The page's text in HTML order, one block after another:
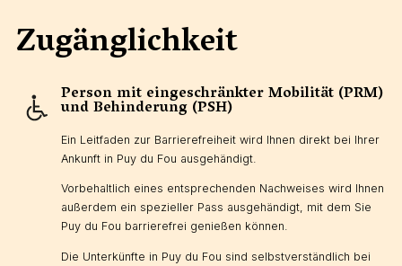
Zugänglichkeit
Person mit eingeschränkter Mobilität (PRM)
und Behinderung (PSH)
Ein Leitfaden zur Barrierefreiheit wird Ihnen direkt bei Ihrer
Ankunft in Puy du Fou ausgehändigt.
Vorbehaltlich eines entsprechenden Nachweises wird Ihnen
außerdem ein spezieller Pass ausgehändigt, mit dem Sie
Puy du Fou barrierefrei genießen können.
Die Unterkünfte in Puy du Fou sind selbstverständlich bei